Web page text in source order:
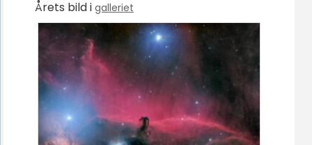
Årets bild i galleriet